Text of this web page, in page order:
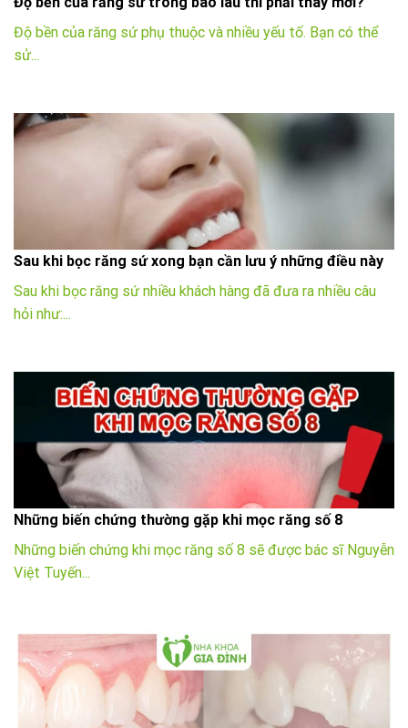
Độ bền của răng sứ phụ thuộc và nhiều yếu tố. Bạn có thể
sử...
Sau khi bọc răng sứ xong bạn cần lưu ý những điều này
Sau khi bọc răng sứ nhiều khách hàng đã đưa ra nhiều câu
hỏi như:...
Những biến chứng thường gặp khi mọc răng số 8
Những biến chứng khi mọc răng số 8 sẽ được bác sĩ Nguyễn
Việt Tuyến...